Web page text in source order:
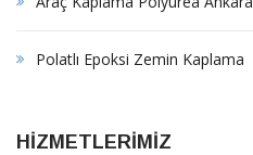
Polatlı Epoksi Zemin Kaplama
HİZMETLERİMİZ